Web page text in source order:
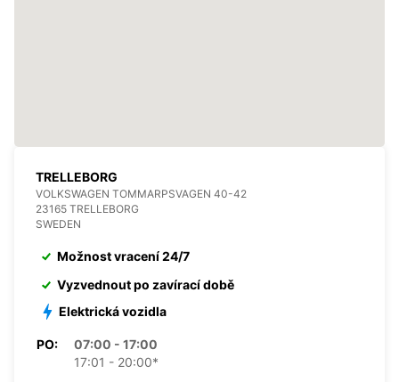
TRELLEBORG
VOLKSWAGEN TOMMARPSVAGEN 40-42
23165 TRELLEBORG
SWEDEN
Možnost vracení 24/7
Vyzvednout po zavírací době
Elektrická vozidla
PO:
07:00 - 17:00
17:01 - 20:00*